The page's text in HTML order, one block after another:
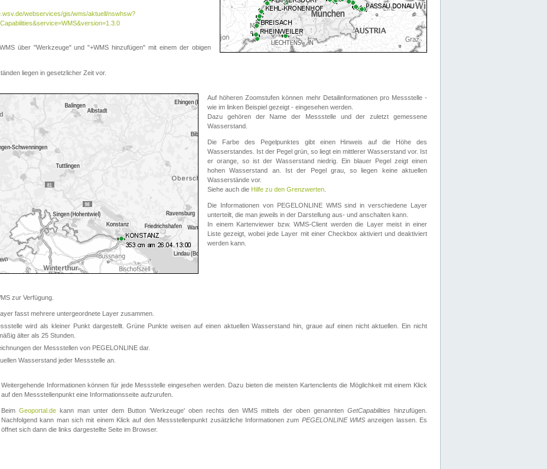
webservices/gis/wms/aktuell/nswhsw?
über "Werkzeuge" und "+WMS hinzufügen" mit einem der obigen
liegen in gesetzlicher Zeit vor.
Auf höheren Zoomstufen können mehr Detailinformationen pro Messstelle -
wie im linken Beispiel gezeigt - eingesehen werden.
Dazu gehören der Name der Messstelle und der zuletzt gemessene
Wasserstand.
Die Farbe des Pegelpunktes gibt einen Hinweis auf die Höhe des
Wasserstandes. Ist der Pegel grün, so liegt ein mittlerer Wasserstand vor. Ist
er orange, so ist der Wasserstand niedrig. Ein blauer Pegel zeigt einen
hohen Wasserstand an. Ist der Pegel grau, so liegen keine aktuellen
Wasserstände vor.
Siehe auch die Hilfe zu den Grenzwerten
Die Informationen von PEGELONLINE WMS sind in verschiedene Layer
unterteilt, die man jeweils in der Darstellung aus- und anschalten kann.
In einem Kartenviewer bzw. WMS-Client werden die Layer meist in einer
Liste gezeigt, wobei jede Layer mit einer Checkbox aktiviert und deaktiviert
werden kann.
zur Verfügung.
fasst mehrere untergeordnete Layer zusammen.
wird als kleiner Punkt dargestellt. Grüne Punkte weisen auf einen aktuellen Wasserstand hin, graue auf einen nicht aktuellen. Ein nicht
älter als 25 Stunden.
der Messstellen von PEGELONLINE dar.
Wasserstand jeder Messstelle an.
Weitergehende Informationen können für jede Messstelle eingesehen werden. Dazu bieten die meisten Kartenclients die Möglichkeit mit einem Klick
auf den Messstellenpunkt eine Informationsseite aufzurufen.
Beim Geoportal.de kann man unter dem Button 'Werkzeuge' oben rechts den WMS mittels der oben genannten GetCapabilities hinzufügen.
Nachfolgend kann man sich mit einem Klick auf den Messstellenpunkt zusätzliche Informationen zum PEGELONLINE WMSanzeigen lassen. Es
öffnet sich dann die links dargestellte Seite im Browser.